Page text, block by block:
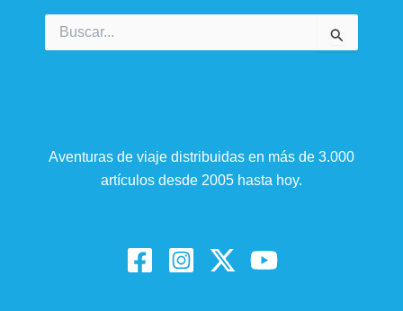
por:
Aventuras de viaje distribuidas en más de 3.000
artículos desde 2005 hasta hoy.